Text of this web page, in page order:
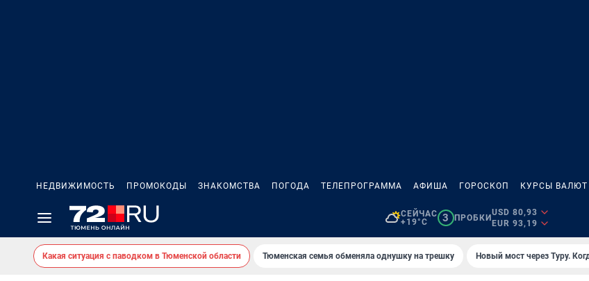
НЕДВИЖИМОСТЬ ПРОМОКОДЫ ЗНАКОМСТВА ПОГОДА ТЕЛЕПРОГРАММА АФИША ГОРОСКОП КУРСЫ ВАЛЮТ
СЕЙЧАС
+19°C
3 ПРОБКИ
USD 80,93
EUR 93,19
Какая ситуация с паводком в Тюменской области Тюменская семья обменяла однушку на трешку Новый мост через Туру.